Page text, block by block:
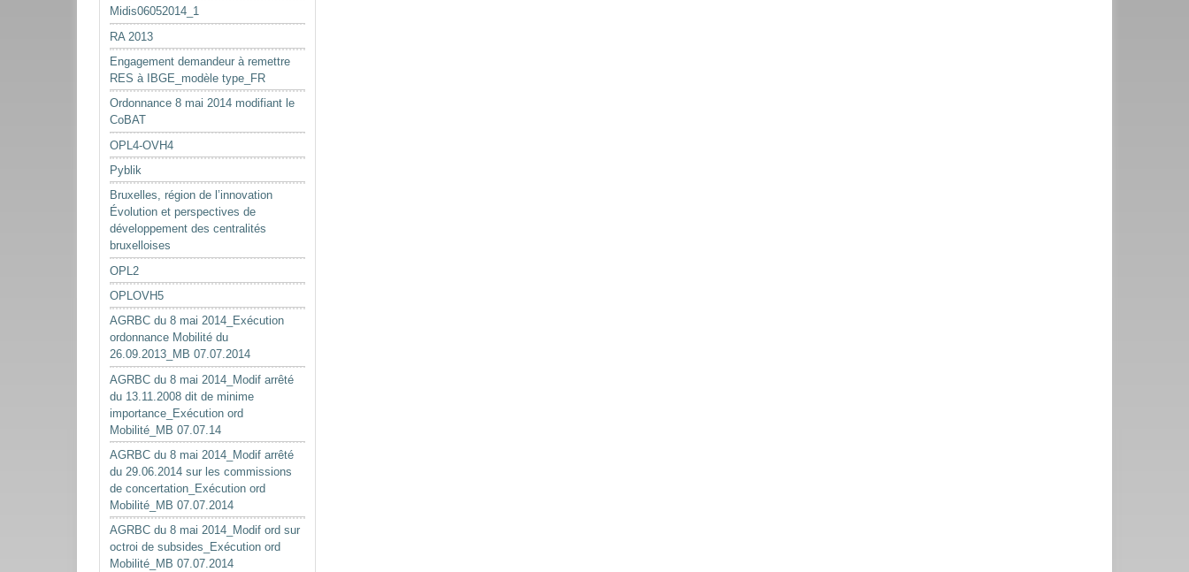
Midis06052014_1
RA 2013
Engagement demandeur à remettre
RES à IBGE_modèle type_FR
Ordonnance 8 mai 2014 modifiant le
CoBAT
OPL4-OVH4
Pyblik
Bruxelles, région de l’innovation
Évolution et perspectives de
développement des centralités
bruxelloises
OPL2
OPLOVH5
AGRBC du 8 mai 2014_Exécution
ordonnance Mobilité du
26.09.2013_MB 07.07.2014
AGRBC du 8 mai 2014_Modif arrêté
du 13.11.2008 dit de minime
importance_Exécution ord
Mobilité_MB 07.07.14
AGRBC du 8 mai 2014_Modif arrêté
du 29.06.2014 sur les commissions
de concertation_Exécution ord
Mobilité_MB 07.07.2014
AGRBC du 8 mai 2014_Modif ord sur
octroi de subsides_Exécution ord
Mobilité_MB 07.07.2014